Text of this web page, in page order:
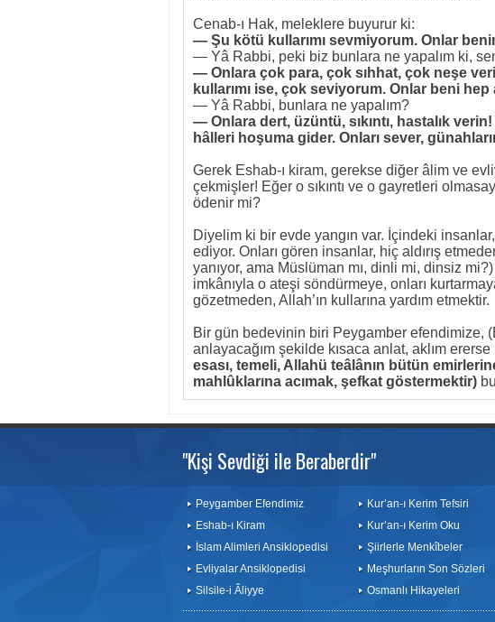
Cenab-ı Hak, meleklere buyurur ki:
— Şu kötü kullarımı sevmiyorum. Onlar
— Yâ Rabbi, peki biz bunlara ne yapalım ki,
— Onlara çok para, çok sıhhat, çok neşe
kullarımı ise, çok seviyorum. Onlar beni hep
— Yâ Rabbi, bunlara ne yapalım?
— Onlara dert, üzüntü, sıkıntı, hastalık
hâlleri hoşuma gider. Onları sever,
Gerek Eshab-ı kiram, gerekse diğer âlim ve
çekmişler! Eğer o sıkıntı ve o gayretleri
ödenir mi?
Diyelim ki bir evde yangın var. İçindeki
ediyor. Onları gören insanlar, hiç aldırış
yanıyor, ama Müslüman mı, dinli mi, dinsiz
imkânıyla o ateşi söndürmeye, onları
gözetmeden, Allah’ın kullarına yardım etmektir.
Bir gün bedevinin biri Peygamber efendimize,
anlayacağım şekilde kısaca anlat, aklım
esası, temeli, Allahü teâlânın bütün
mahlûklarına acımak, şefkat göstermektir)
"Kişi Sevdiği ile Beraberdir"
Peygamber Efendimiz
Eshab-ı Kiram
İslam Alimleri Ansiklopedisi
Evliyalar Ansiklopedisi
Silsile-i Âliyye
Kur’an-ı Kerim Tefsiri
Kur’an-ı Kerim Oku
Şiirlerle Menkîbeler
Meşhurların Son Sözleri
Osmanlı Hikayeleri